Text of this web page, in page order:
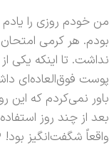
من خودم روزی را
بودم. هر کرمی
نداشت. تا اینکه یکی
پوست فوق‌العاده‌ای
باور نمی‌کردم که این
بعد از چند روز
واقعاً شگفت‌انگیز بود!